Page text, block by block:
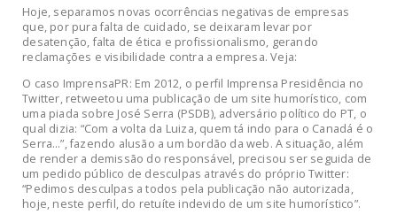
Hoje, separamos novas ocorrências negativas de empresas
que, por pura falta de cuidado, se deixaram levar por
desatenção, falta de ética e profissionalismo, gerando
reclamações e visibilidade contra a empresa. Veja:
O caso ImprensaPR: Em 2012, o perfil Imprensa Presidência no
Twitter, retweetou uma publicação de um site humorístico, com
uma piada sobre José Serra (PSDB), adversário político do PT, o
qual dizia: “Com a volta da Luiza, quem tá indo para o Canadá é o
Serra…”, fazendo alusão a um bordão da web. A situação, além
de render a demissão do responsável, precisou ser seguida de
um pedido público de desculpas através do próprio Twitter:
“Pedimos desculpas a todos pela publicação não autorizada,
hoje, neste perfil, do retuíte indevido de um site humorístico”.